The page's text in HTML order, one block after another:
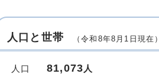
人口と世帯 （令和8年8月1日現在）
人口 81,073 人